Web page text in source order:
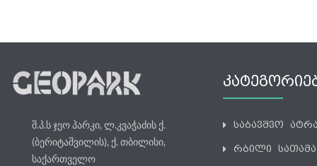
შ.პ.ს ჯეო პარკი, ლ.კვაჭაძის ქ.
(ბერიტაშვილის), ქ. თბილისი,
საქართველო
საბავშვო
რბილი